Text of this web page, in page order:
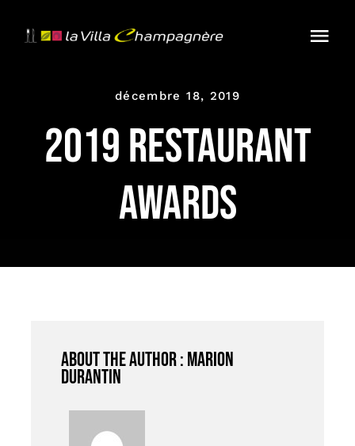
Présentation
décembre 18, 2019
2019 Restaurant
Awards
About the author : Marion
Durantin